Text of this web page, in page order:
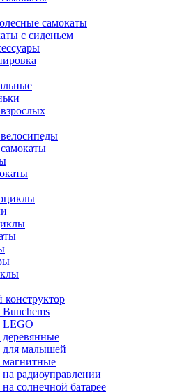
самокаты
с сиденьем
LEGO
для малышей
магнитные
радиоуправлении
солнечной батарее